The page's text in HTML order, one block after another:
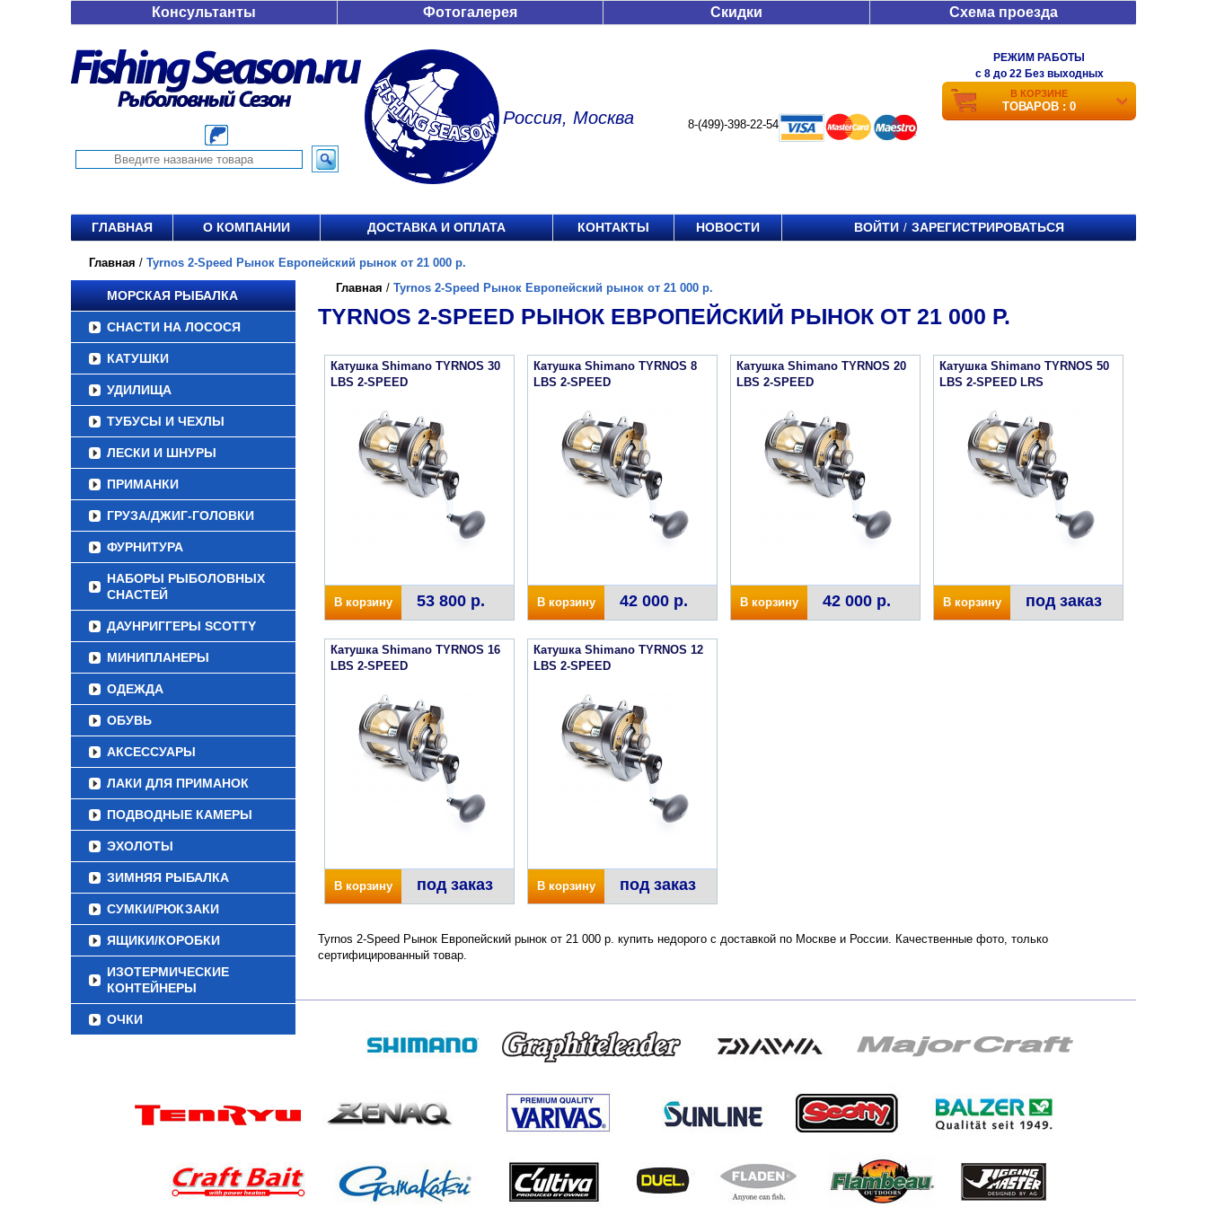
Консультанты Фотогалерея Скидки Схема проезда
Россия, Москва 8-(499)-398-22-54
РЕЖИМ РАБОТЫ
c 8 до 22 Без выходных
В КОРЗИНЕ
ТОВАРОВ : 0
ГЛАВНАЯ О КОМПАНИИ ДОСТАВКА И ОПЛАТА КОНТАКТЫ НОВОСТИ ВОЙТИ / ЗАРЕГИСТРИРОВАТЬСЯ
Главная / Tyrnos 2-Speed Рынок Европейский рынок от 21 000 р.
МОРСКАЯ РЫБАЛКА
СНАСТИ НА ЛОСОСЯ
КАТУШКИ
УДИЛИЩА
ТУБУСЫ И ЧЕХЛЫ
ЛЕСКИ И ШНУРЫ
ПРИМАНКИ
ГРУЗА/ДЖИГ-ГОЛОВКИ
ФУРНИТУРА
НАБОРЫ РЫБОЛОВНЫХ
СНАСТЕЙ
ДАУНРИГГЕРЫ SCOTTY
МИНИПЛАНЕРЫ
ОДЕЖДА
ОБУВЬ
АКСЕССУАРЫ
ЛАКИ ДЛЯ ПРИМАНОК
ПОДВОДНЫЕ КАМЕРЫ
ЭХОЛОТЫ
ЗИМНЯЯ РЫБАЛКА
СУМКИ/РЮКЗАКИ
ЯЩИКИ/КОРОБКИ
ИЗОТЕРМИЧЕСКИЕ
КОНТЕЙНЕРЫ
ОЧКИ
Главная / Tyrnos 2-Speed Рынок Европейский рынок от 21 000 р.
TYRNOS 2-SPEED РЫНОК ЕВРОПЕЙСКИЙ РЫНОК ОТ 21 000 Р.
Катушка Shimano TYRNOS 30
LBS 2-SPEED
В корзину 53 800 р.
Катушка Shimano TYRNOS 8
LBS 2-SPEED
В корзину 42 000 р.
Катушка Shimano TYRNOS 20
LBS 2-SPEED
В корзину 42 000 р.
Катушка Shimano TYRNOS 50
LBS 2-SPEED LRS
В корзину под заказ
Катушка Shimano TYRNOS 16
LBS 2-SPEED
В корзину под заказ
Катушка Shimano TYRNOS 12
LBS 2-SPEED
В корзину под заказ
Tyrnos 2-Speed Рынок Европейский рынок от 21 000 р. купить недорого с доставкой по Москве и России. Качественные фото, только
сертифицированный товар.